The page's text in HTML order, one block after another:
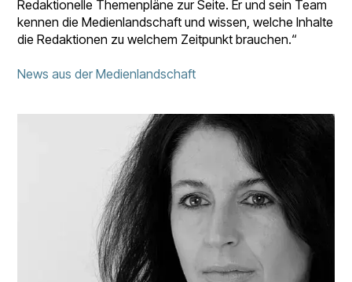
Redaktionelle Themenpläne zur Seite. Er und sein Team
kennen die Medienlandschaft und wissen, welche Inhalte
die Redaktionen zu welchem Zeitpunkt brauchen.“
News aus der Medienlandschaft